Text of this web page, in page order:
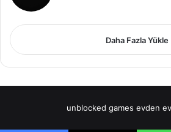
Daha Fazla Yükle
unblocked games evden